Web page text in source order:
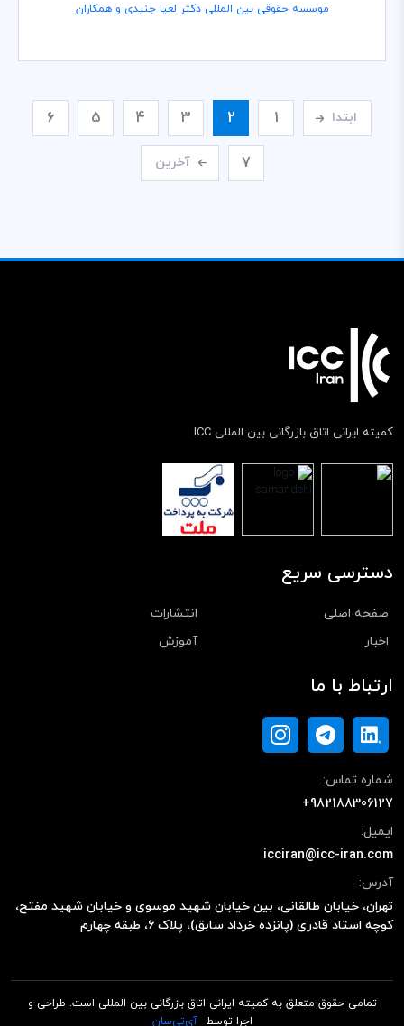
موسسه حقوقی بین المللی دکتر لعیا جنیدی و همکاران
ابتدا 1
2
3
4
5
6
7 آخرین
کمیته ایرانی اتاق بازرگانی بین المللی ICC
دسترسی سریع
صفحه اصلی
انتشارات
اخبار
آموزش
ارتباط با ما
شماره تماس:
+982188306127
ایمیل:
icciran@icc-iran.com
آدرس:
تهران، خیابان طالقانی، بین خیابان شهید موسوی و خیابان شهید مفتح،
کوچه استاد قادری (پانزده خرداد سابق)، پلاک ۶، طبقه چهارم
تمامی حقوق متعلق به کمیته ایرانی اتاق بازرگانی بین المللی است. طراحی و
اجرا توسط
آی‌تی‌سان